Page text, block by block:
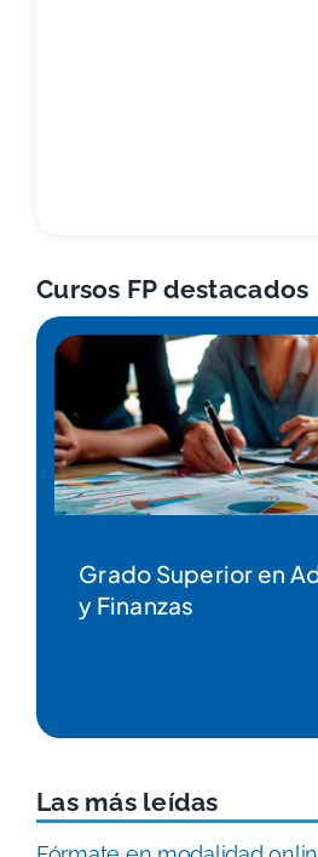
Cursos FP destacados
Grado Superior en
Infantil
Las más leídas